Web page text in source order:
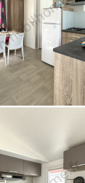
:2
:1
fiche PDF
de la
facilement
soient sur un
camping, grâce